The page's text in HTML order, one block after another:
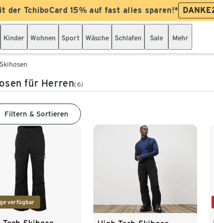
der TchiboCard 15% auf fast alles sparen!*
Kinder Wohnen Sport Wäsche Schlafen Sale Mehr
Skihosen
für Herren(6)
Filtern & Sortieren
verfügbar